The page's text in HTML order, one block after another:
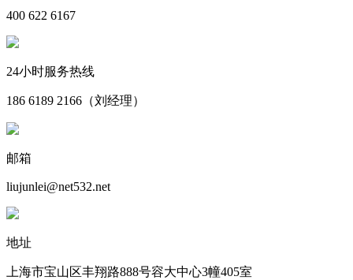
400 622 6167
24小时服务热线
186 6189 2166（刘经理）
邮箱
liujunlei@net532.net
地址
上海市宝山区丰翔路888号容大中心3幢405室